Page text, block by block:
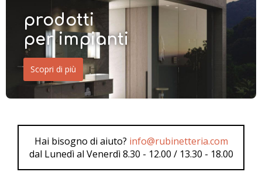
prodotti
per impianti
Scopri di più
Hai bisogno di aiuto? info@rubinetteria.com
dal Lunedì al Venerdì 8.30 - 12.00 / 13.30 - 18.00